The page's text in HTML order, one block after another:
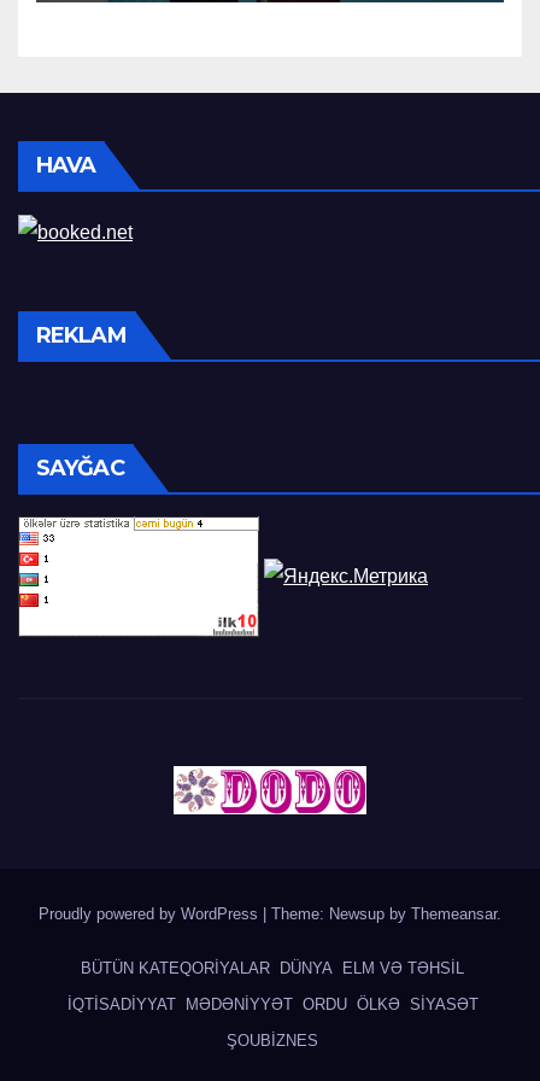
HAVA
REKLAM
SAYĞAC
Proudly powered by WordPress Theme: Newsup by Themeansar.
BÜTÜN KATEQORİYALAR DÜNYA
ELM VƏ TƏHSİL
İQTİSADİYYAT
MƏDƏNİYYƏT ORDU ÖLKƏ SİYASƏT
ŞOUBİZNES